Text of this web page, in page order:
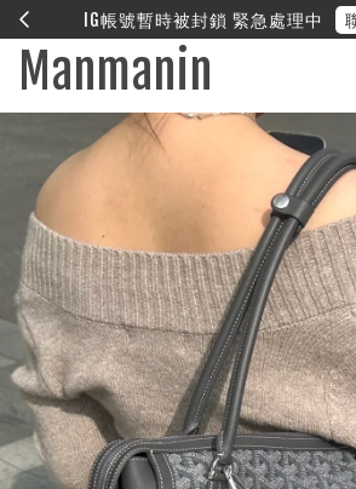
❤︎ 全館滿兩萬享免運
Manmanin